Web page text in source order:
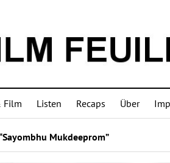
Film Listen Recaps Über
Mukdeeprom”